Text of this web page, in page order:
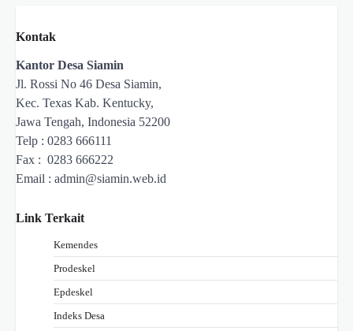
Kontak
Kantor Desa Siamin
Jl. Rossi No 46 Desa Siamin,
Kec. Texas Kab. Kentucky,
Jawa Tengah, Indonesia 52200
Telp : 0283 666111
Fax : 0283 666222
Email : admin@siamin.web.id
Link Terkait
Kemendes
Prodeskel
Epdeskel
Indeks Desa